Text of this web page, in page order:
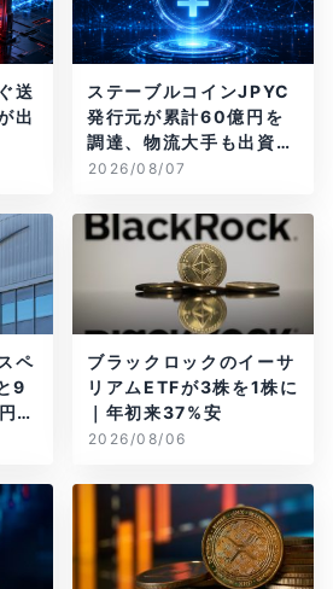
送
出
ステーブルコインJPYC
発行元が累計60億円を
調達、物流大手も出資参
画
2026/08/07
ペ
9
相
ブラックロックのイーサ
リアムETFが3株を1株に
｜年初来37%安
2026/08/06